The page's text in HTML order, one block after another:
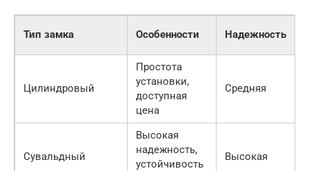
Тип замка Особенности Надежность
Цилиндровый
Простота
установки,
доступная
цена
Средняя
Сувальдный
Высокая
надежность,
устойчивость
Высокая